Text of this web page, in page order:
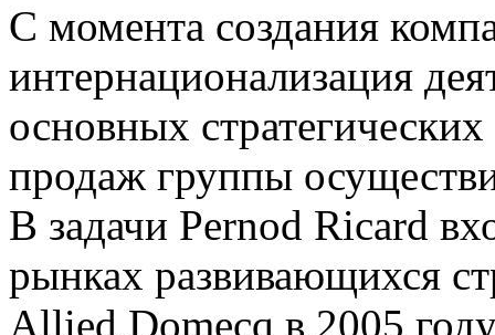
С момента создания
интернационализация
основных
продаж группы
В задачи Pernod Ricard
рынках развивающихся
Allied Domecq в 2005